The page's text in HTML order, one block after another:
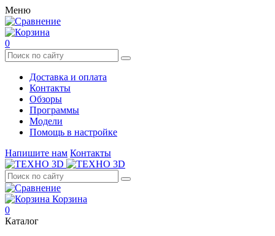
Меню
0
Доставка и оплата
Контакты
Обзоры
Программы
Модели
Помощь в настройке
Напишите нам Контакты
Корзина
0
Каталог